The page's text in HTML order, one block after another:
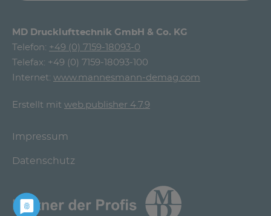
MD Drucklufttechnik GmbH & Co. KG
Telefon: +49 (0) 7159-18093-0
Telefax: +49 (0) 7159-18093-100
Internet: www.mannesmann-demag.com
Erstellt mit web.publisher 4.7.9
Impressum
Datenschutz